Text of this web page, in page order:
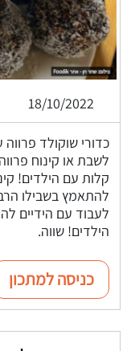
18/10/2022
כדורי שוקולד
לשבת או קינוח
קלות עם הילדים!
להתאמץ בשבילו
לעבוד עם הידיים
הילדים! שווה.
כניסה למתכון